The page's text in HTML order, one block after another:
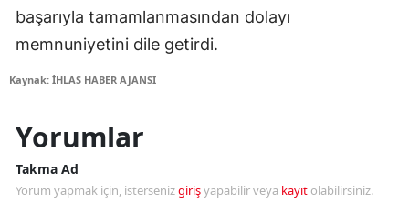
başarıyla tamamlanmasından dolayı
memnuniyetini dile getirdi.
Kaynak: İHLAS HABER AJANSI
Yorumlar
Takma Ad
Yorum yapmak için, istersenizgirişyapabilir veya kayıt olabilirsiniz.